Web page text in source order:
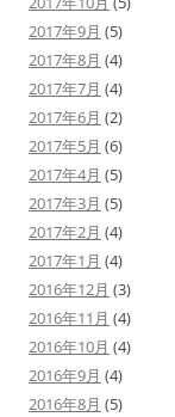
2017年9月 (5)
2017年8月 (4)
2017年7月 (4)
2017年6月 (2)
2017年5月 (6)
2017年4月 (5)
2017年3月 (5)
2017年2月 (4)
2017年1月 (4)
2016年12月 (3)
2016年11月 (4)
2016年10月 (4)
2016年9月 (4)
2016年8月 (5)